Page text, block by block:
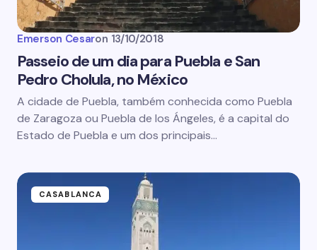
Emerson Cesaron 13/10/2018
Passeio de um dia para Puebla e San
Pedro Cholula, no México
A cidade de Puebla, também conhecida como Puebla
de Zaragoza ou Puebla de los Ángeles, é a capital do
Estado de Puebla e um dos principais…
CASABLANCA